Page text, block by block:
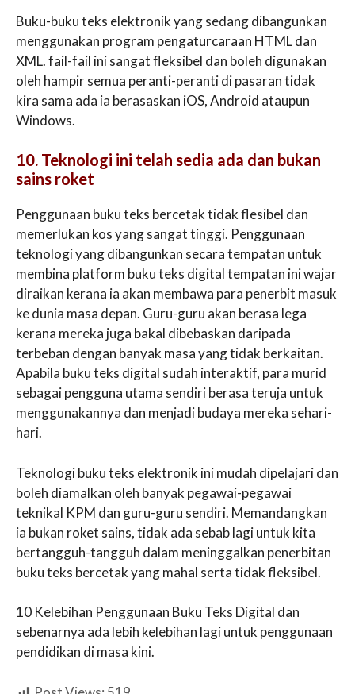
Buku-buku teks elektronik yang sedang dibangunkan
menggunakan program pengaturcaraan HTML dan
XML. fail-fail ini sangat fleksibel dan boleh digunakan
oleh hampir semua peranti-peranti di pasaran tidak
kira sama ada ia berasaskan iOS, Android ataupun
Windows.
10. Teknologi ini telah sedia ada dan bukan
sains roket
Penggunaan buku teks bercetak tidak flesibel dan
memerlukan kos yang sangat tinggi. Penggunaan
teknologi yang dibangunkan secara tempatan untuk
membina platform buku teks digital tempatan ini wajar
diraikan kerana ia akan membawa para penerbit masuk
ke dunia masa depan. Guru-guru akan berasa lega
kerana mereka juga bakal dibebaskan daripada
terbeban dengan banyak masa yang tidak berkaitan.
Apabila buku teks digital sudah interaktif, para murid
sebagai pengguna utama sendiri berasa teruja untuk
menggunakannya dan menjadi budaya mereka sehari-
hari.
Teknologi buku teks elektronik ini mudah dipelajari dan
boleh diamalkan oleh banyak pegawai-pegawai
teknikal KPM dan guru-guru sendiri. Memandangkan
ia bukan roket sains, tidak ada sebab lagi untuk kita
bertangguh-tangguh dalam meninggalkan penerbitan
buku teks bercetak yang mahal serta tidak fleksibel.
10 Kelebihan Penggunaan Buku Teks Digital dan
sebenarnya ada lebih kelebihan lagi untuk penggunaan
pendidikan di masa kini.